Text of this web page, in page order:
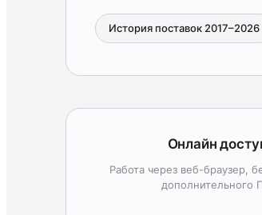
История поставок 2017–2026
Онлайн
Работа через веб-браузер,
дополнительного